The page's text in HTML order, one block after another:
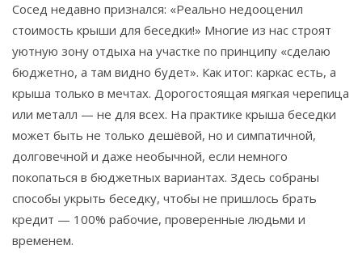
Сосед недавно признался: «Реально недооценил
стоимость крыши для беседки!» Многие из нас строят
уютную зону отдыха на участке по принципу «сделаю
бюджетно, а там видно будет». Как итог: каркас есть, а
крыша только в мечтах. Дорогостоящая мягкая черепица
или металл — не для всех. На практике крыша беседки
может быть не только дешёвой, но и симпатичной,
долговечной и даже необычной, если немного
покопаться в бюджетных вариантах. Здесь собраны
способы укрыть беседку, чтобы не пришлось брать
кредит — 100% рабочие, проверенные людьми и
временем.